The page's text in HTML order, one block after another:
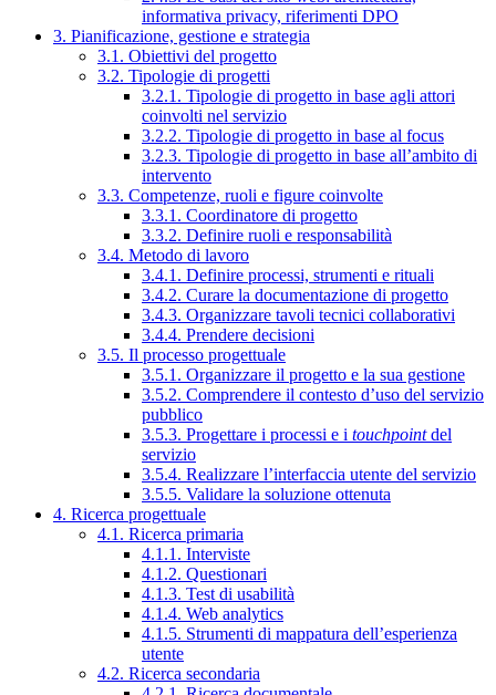
informativa privacy, riferimenti DPO
3. Pianificazione, gestione e strategia
3.1. Obiettivi del progetto
3.2. Tipologie di progetti
3.2.1. Tipologie di progetto in base agli attori
coinvolti nel servizio
3.2.2. Tipologie di progetto in base al focus
3.2.3. Tipologie di progetto in base all’ambito di
intervento
3.3. Competenze, ruoli e figure coinvolte
3.3.1. Coordinatore di progetto
3.3.2. Definire ruoli e responsabilità
3.4. Metodo di lavoro
3.4.1. Definire processi, strumenti e rituali
3.4.2. Curare la documentazione di progetto
3.4.3. Organizzare tavoli tecnici collaborativi
3.4.4. Prendere decisioni
3.5. Il processo progettuale
3.5.1. Organizzare il progetto e la sua gestione
3.5.2. Comprendere il contesto d’uso del servizio
pubblico
3.5.3. Progettare i processi e i touchpointdel
servizio
3.5.4. Realizzare l’interfaccia utente del servizio
3.5.5. Validare la soluzione ottenuta
4. Ricerca progettuale
4.1. Ricerca primaria
4.1.1. Interviste
4.1.2. Questionari
4.1.3. Test di usabilità
4.1.4. Web analytics
4.1.5. Strumenti di mappatura dell’esperienza
utente
4.2. Ricerca secondaria